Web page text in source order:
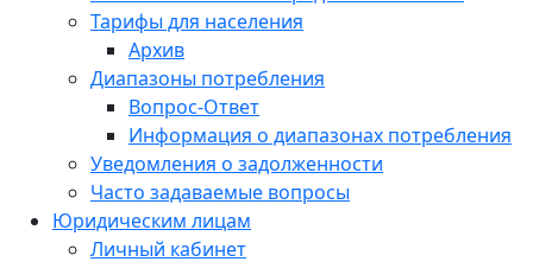
Тарифы для населения
Архив
Диапазоны потребления
Вопрос-Ответ
Информация о диапазонах потребления
Уведомления о задолженности
Часто задаваемые вопросы
Юридическим лицам
Личный кабинет